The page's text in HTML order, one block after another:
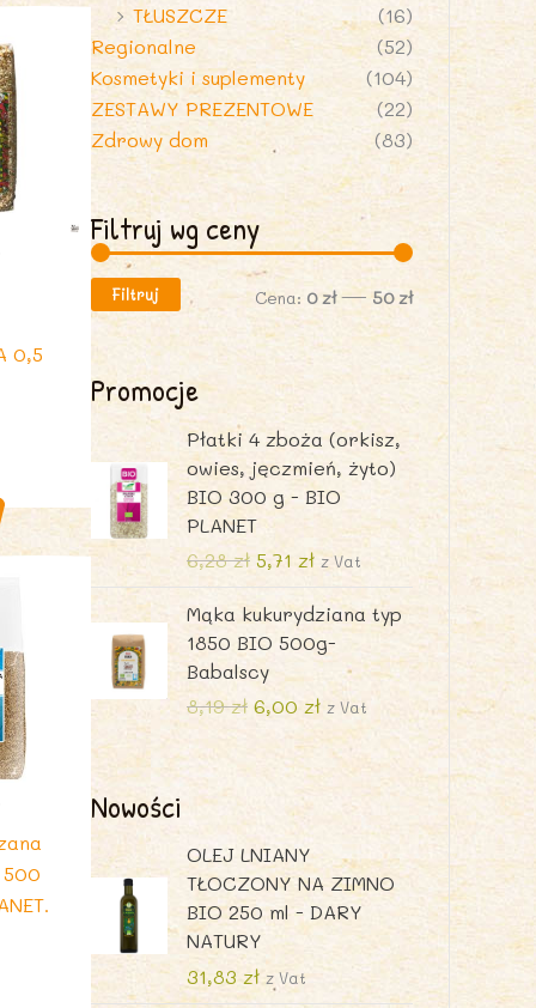
TŁUSZCZE
(16)
Regionalne
(52)
Kosmetyki i suplementy
(104)
ZESTAWY PREZENTOWE
(22)
Zdrowy dom
(83)
Filtruj wg ceny
C
n
C
x
Filtruj Cena: 0 zł—50 zł
Promocje
Płatki 4 zboża (orkisz,
owies, jęczmień, żyto)
BIO 300 g - BIO
PLANET
6,28zł P
i
e
r
w
o
e
n
a
w
n
5,71 złA
k
t
u
a
l
a
w
z Vat
Mąka kukurydziana typ
1850 BIO 500g-
Babalscy
8,19zł P
o
t
n
a
c
e
6,00złA
n
a
z Vat
Nowości
OLEJ LNIANY
TŁOCZONY NA ZIMNO
BIO 250 ml - DARY
NATURY
31,83 zł z Vat
0,5